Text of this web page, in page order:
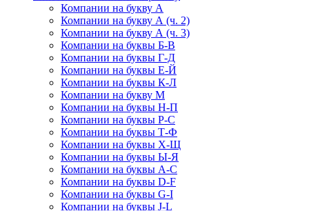
Компании на букву А
Компании на букву А (ч. 2)
Компании на букву А (ч. 3)
Компании на буквы Б-В
Компании на буквы Г-Д
Компании на буквы Е-Й
Компании на буквы К-Л
Компании на букву М
Компании на буквы Н-П
Компании на буквы Р-С
Компании на буквы Т-Ф
Компании на буквы Х-Щ
Компании на буквы Ы-Я
Компании на буквы A-C
Компании на буквы D-F
Компании на буквы G-I
Компании на буквы J-L